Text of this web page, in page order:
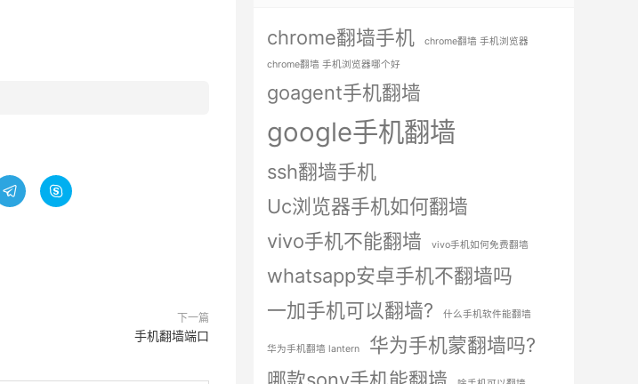
 
下一篇
手机翻墙端口
chrome翻墙手机
chrome翻墙 手机浏览器
chrome翻墙 手机浏览器哪个好
goagent手机翻墙
google手机翻墙
ssh翻墙手机
Uc浏览器手机如何翻墙
vivo手机不能翻墙
vivo手机如何免费翻墙
whatsapp安卓手机不翻墙吗
一加手机可以翻墙?
什么手机软件能翻墙
华为手机翻墙 lantern
华为手机蒙翻墙吗?